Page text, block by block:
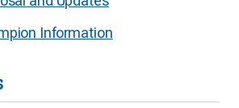
Information